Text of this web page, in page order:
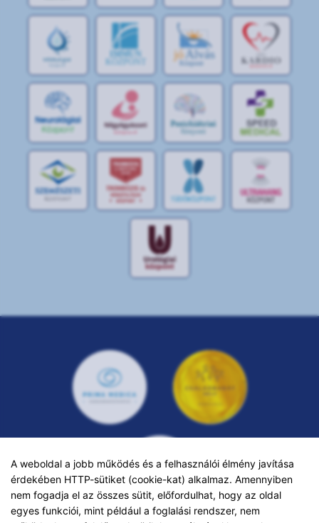
A weboldal a jobb működés és a felhasználói élmény javítása
érdekében HTTP-sütiket (cookie-kat) alkalmaz. Amennyiben
nem fogadja el az összes sütit, előfordulhat, hogy az oldal
egyes funkciói, mint például a foglalási rendszer, nem
IMMUN
KÖZPONT
jó Alvás
Központ